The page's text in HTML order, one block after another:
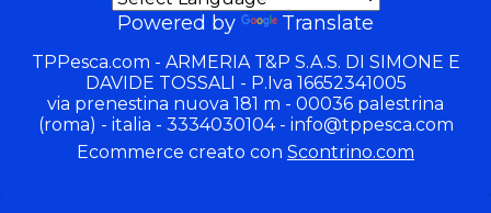
Powered by Translate
TPPesca.com - ARMERIA T&P S.A.S. DI SIMONE E
DAVIDE TOSSALI - P.Iva 16652341005
via prenestina nuova 181 m - 00036 palestrina
(roma) - italia - 3334030104 - info@tppesca.com
Ecommerce creato con Scontrino.com